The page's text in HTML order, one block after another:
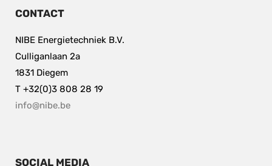
CONTACT
NIBE Energietechniek B.V.
Culliganlaan 2a
1831 Diegem
T +32(0)3 808 28 19
info@nibe.be
SOCIAL MEDIA